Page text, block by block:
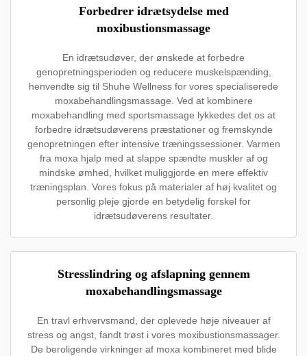
Forbedrer idrætsydelse med
moxibustionsmassage
En idrætsudøver, der ønskede at forbedre
genopretningsperioden og reducere muskelspænding,
henvendte sig til Shuhe Wellness for vores specialiserede
moxabehandlingsmassage. Ved at kombinere
moxabehandling med sportsmassage lykkedes det os at
forbedre idrætsudøverens præstationer og fremskynde
genopretningen efter intensive træningssessioner. Varmen
fra moxa hjalp med at slappe spændte muskler af og
mindske ømhed, hvilket muliggjorde en mere effektiv
træningsplan. Vores fokus på materialer af høj kvalitet og
personlig pleje gjorde en betydelig forskel for
idrætsudøverens resultater.
Stresslindring og afslapning gennem
moxabehandlingsmassage
En travl erhvervsmand, der oplevede høje niveauer af
stress og angst, fandt trøst i vores moxibustionsmassager.
De beroligende virkninger af moxa kombineret med blide